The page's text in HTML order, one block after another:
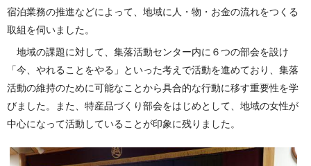
宿泊業務の推進などによって、地域に人・物・お金の流れをつくる
取組を伺いました。
地域の課題に対して、集落活動センター内に６つの部会を設け
「今、やれることをやる」といった考えで活動を進めており、集落
活動の維持のために可能なことから具合的な行動に移す重要性を学
びました。また、特産品づくり部会をはじめとして、地域の女性が
中心になって活動していることが印象に残りました。